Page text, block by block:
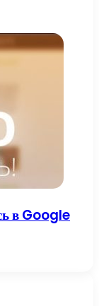
в Google